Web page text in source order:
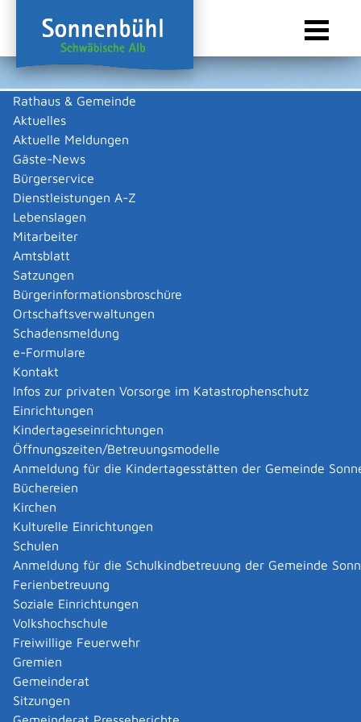
Rathaus & Gemeinde
Aktuelles
Aktuelle Meldungen
Gäste-News
Bürgerservice
Dienstleistungen A-Z
Lebenslagen
Mitarbeiter
Amtsblatt
Satzungen
Bürgerinformationsbroschüre
Ortschaftsverwaltungen
Schadensmeldung
e-Formulare
Kontakt
Infos zur privaten Vorsorge im Katastrophenschutz
Einrichtungen
Kindertageseinrichtungen
Öffnungszeiten/Betreuungsmodelle
Anmeldung für die Kindertagesstätten der Gemeinde
Büchereien
Kirchen
Kulturelle Einrichtungen
Schulen
Anmeldung für die Schulkindbetreuung der Gemeinde
Ferienbetreuung
Soziale Einrichtungen
Volkshochschule
Freiwillige Feuerwehr
Gremien
Gemeinderat
Sitzungen
Sie sind hier:
Gewerbeliste
Möck Herbert und Ulrich,
Bohrservice
Beschreibung
Bohrservice insbesonders Mauer- und
Betondurchbrüche ohne Auswirkung auf die Statik des
jeweiligen Bauwerks (Kernbohrungen aller Art)
Herbert
Zurück
||